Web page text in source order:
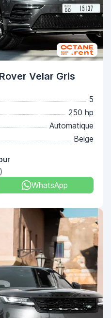
Velar Gris
5
250 hp
Automatique
Beige
WhatsApp